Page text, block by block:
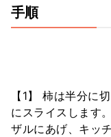
手順
【1】 柿は半分に
にスライスします
ザルにあげ、キッ